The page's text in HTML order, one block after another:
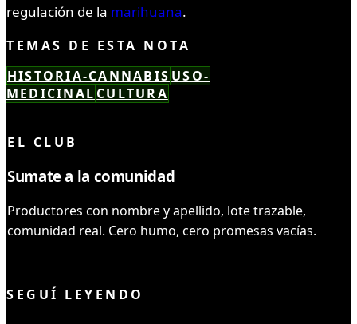
regulación de la marihuana.
TEMAS DE ESTA NOTA
HISTORIA-CANNABIS USO-
MEDICINAL CULTURA
EL CLUB
Sumate a la comunidad
Productores con nombre y apellido, lote trazable,
comunidad real. Cero humo, cero promesas vacías.
SEGUÍ LEYENDO